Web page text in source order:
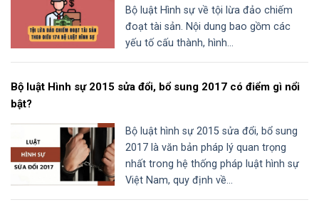
Bộ luật Hình sự về tội lừa đảo chiếm
đoạt tài sản. Nội dung bao gồm các
yếu tố cấu thành, hình...
Bộ luật Hình sự 2015 sửa đổi, bổ sung 2017 có điểm gì nổi
bật?
Bộ luật hình sự 2015 sửa đổi, bổ sung
2017 là văn bản pháp lý quan trọng
nhất trong hệ thống pháp luật hình sự
Việt Nam, quy định về...